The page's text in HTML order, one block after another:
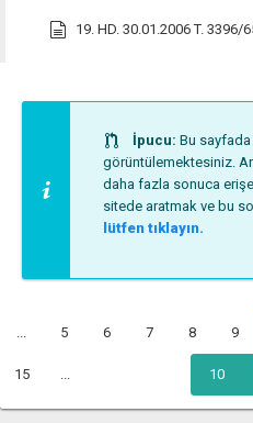
19. HD. 30.01.2006 T. 3396/
İpucu: Bu
görüntülemektesiniz.
daha fazla sonuca
sitede aratmak ve bu
lütfen tıklayın.
... 5 6 7 8 9
15 ... 10